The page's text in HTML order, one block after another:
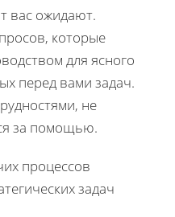
вас ожидают.
которые
для ясного
перед вами задач.
не
за помощью.
процессов
задач